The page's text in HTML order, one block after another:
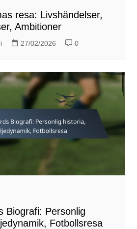
resa: Livshändelser,
Ambitioner
27/02/2026 0
Biografi: Personlig
Fotbollsresa